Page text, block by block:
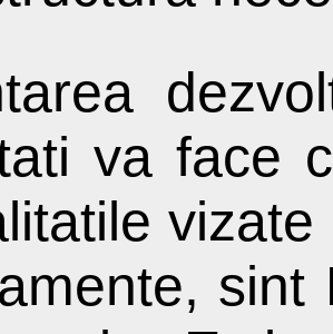
va face
sint